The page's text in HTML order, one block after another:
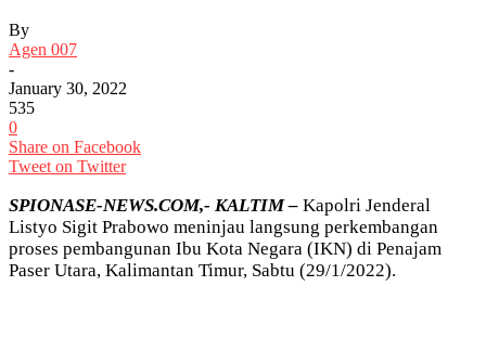
By
Agen 007
-
January 30, 2022
535
0
Share on Facebook
Tweet on Twitter
SPIONASE-NEWS.COM,- KALTIM – Kapolri Jenderal
Listyo Sigit Prabowo meninjau langsung perkembangan
proses pembangunan Ibu Kota Negara (IKN) di Penajam
Paser Utara, Kalimantan Timur, Sabtu (29/1/2022).